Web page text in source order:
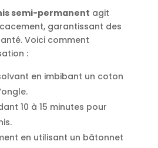
semi-permanent agit
garantissant des
Voici comment
:
en imbibant un coton
10 à 15 minutes pour
en utilisant un bâtonnet